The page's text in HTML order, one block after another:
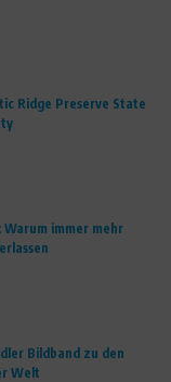
Ridge Preserve State
immer mehr
Bildband zu den
Welt